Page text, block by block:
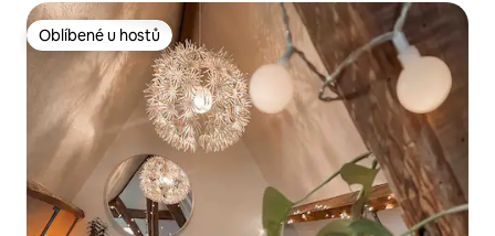
Oblíbené u hostů
Oblíbené u hostů